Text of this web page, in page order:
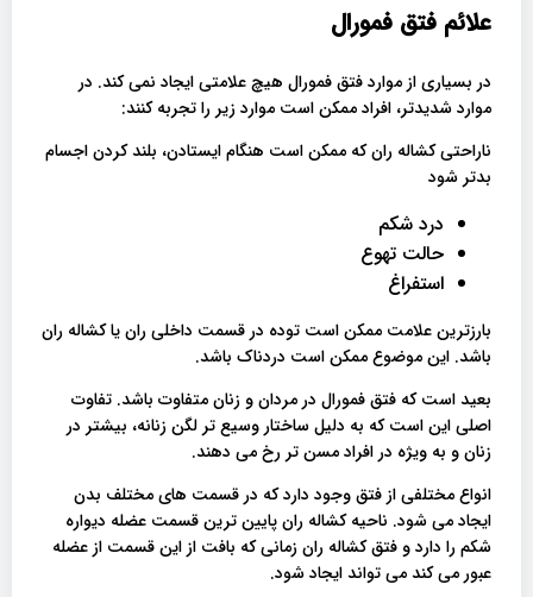
علائم فتق فمورال
در بسیاری از موارد فتق فمورال هیچ علامتی ایجاد نمی کند. در
موارد شدیدتر، افراد ممکن است موارد زیر را تجربه کنند:
ناراحتی کشاله ران که ممکن است هنگام ایستادن، بلند کردن اجسام
بدتر شود
درد شکم
حالت تهوع
استفراغ
بارزترین علامت ممکن است توده در قسمت داخلی ران یا کشاله ران
باشد. این موضوع ممکن است دردناک باشد.
بعید است که فتق فمورال در مردان و زنان متفاوت باشد. تفاوت
اصلی این است که به دلیل ساختار وسیع‌ تر لگن زنانه، بیشتر در
زنان و به‌ ویژه در افراد مسن‌ تر رخ می‌ دهند.
انواع مختلفی از فتق وجود دارد که در قسمت های مختلف بدن
ایجاد می شود. ناحیه کشاله ران پایین ترین قسمت عضله دیواره
شکم را دارد و فتق کشاله ران زمانی که بافت از این قسمت از عضله
عبور می کند می تواند ایجاد شود.